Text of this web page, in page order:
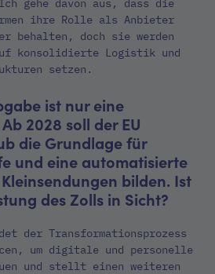
gehe davon aus, dass die
ihre Rolle als Anbieter
behalten, doch sie werden
konsolidierte Logistik und
setzen.
ist nur eine
2028 soll der EU
die Grundlage für
und eine automatisierte
bilden. Ist
des Zolls in Sicht?
der Transformationsprozess
um digitale und personelle
und stellt einen weiteren